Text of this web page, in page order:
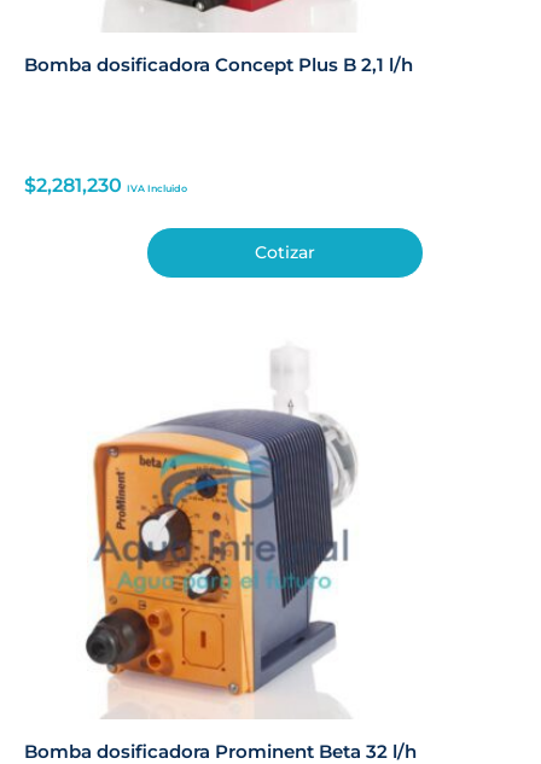
Bomba dosificadora Concept Plus B 2,1 l/h
$2,281,230 IVA Incluido
Cotizar
Bomba dosificadora Prominent Beta 32 l/h